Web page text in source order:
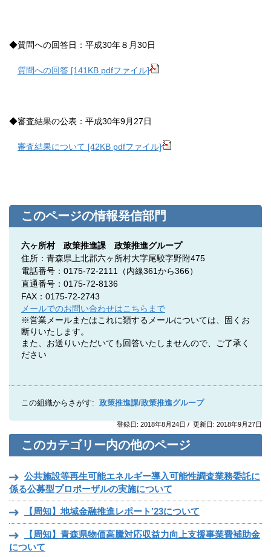
◆質問への回答日：平成30年８月30日
質問への回答 [141KB pdfファイル]
◆審査結果の公表：平成30年9月27日
審査結果について [42KB pdfファイル]
このページの情報発信部門
六ヶ所村 政策推進課 政策推進グループ
住所：青森県上北郡六ヶ所村大字尾駮字野附475
電話番号：0175-72-2111
（内線361から366）
直通番号：0175-72-8136
FAX：0175-72-2743
メールでのお問い合わせはこちらまで
※営業メールまたはこれに類するメールについては、固くお
断りいたします。
また、お送りいただいても回答いたしませんので、ご了承く
ださい
この組織からさがす: 政策推進課/政策推進グループ
登録日: 2018年8月24日 / 更新日: 2018年9月27日
このカテゴリー内の他のページ
公共施設等再生可能エネルギー導入可能性調査業務委託に
係る公募型プロポーザルの実施について
【周知】地域金融推進レポート’23について
【周知】青森県物価高騰対応収益力向上支援事業費補助金
について